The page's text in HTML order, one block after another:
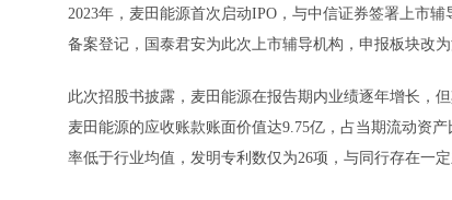
2023年，麦田能源首次启动IPO，与中信证券签署上市
备案登记，国泰君安为此次上市辅导机构，申报板块改为
此次招股书披露，麦田能源在报告期内业绩逐年增长，
麦田能源的应收账款账面价值达9.75亿，占当期流动资
率低于行业均值，发明专利数仅为26项，与同行存在一